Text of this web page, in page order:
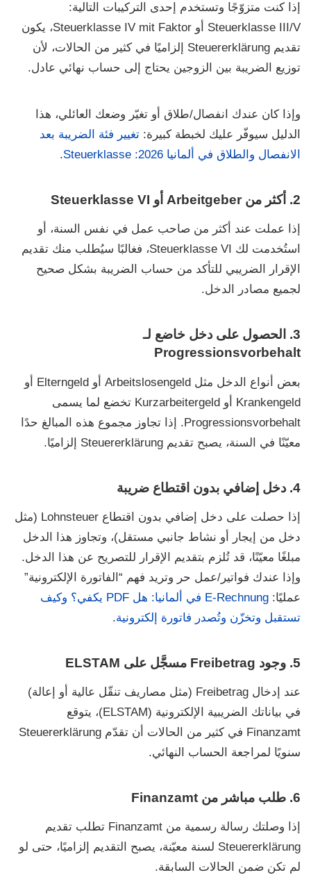
إذا كنت متزوّجًا وتستخدم إحدى التركيبات التالية:
Steuerklasse III/V أو Steuerklasse IV mit Faktor، يكون
تقديم Steuererklärung إلزاميًا في كثير من الحالات، لأن
توزيع الضريبة بين الزوجين يحتاج إلى حساب نهائي عادل.
وإذا كان عندك انفصال/طلاق أو تغيّر وضعك العائلي، هذا
الدليل سيوفّر عليك لخبطة كبيرة: تغيير فئة الضريبة بعد
الانفصال والطلاق في ألمانيا 2026: Steuerklasse
.
2. أكثر من Arbeitgeber أو Steuerklasse VI
إذا عملت عند أكثر من صاحب عمل في نفس السنة، أو
استُخدمت لك Steuerklasse VI، فغالبًا سيُطلب منك تقديم
الإقرار الضريبي للتأكد من حساب الضريبة بشكل صحيح
لجميع مصادر الدخل.
3. الحصول على دخل خاضع لـ
Progressionsvorbehalt
بعض أنواع الدخل مثل Arbeitslosengeld أو Elterngeld أو
Krankengeld أو Kurzarbeitergeld تخضع لما يسمى
Progressionsvorbehalt. إذا تجاوز مجموع هذه المبالغ حدًا
معيّنًا في السنة، يصبح تقديم Steuererklärung إلزاميًا.
4. دخل إضافي بدون اقتطاع ضريبة
إذا حصلت على دخل إضافي بدون اقتطاع Lohnsteuer (مثل
دخل من إيجار أو نشاط جانبي مستقل)، وتجاوز هذا الدخل
مبلغًا معيّنًا، قد تُلزم بتقديم الإقرار للتصريح عن هذا الدخل.
وإذا عندك فواتير/عمل حر وتريد فهم “الفاتورة الإلكترونية”
عمليًا:
E-Rechnung في ألمانيا: هل PDF يكفي؟ وكيف
تستقبل وتخزّن وتُصدر فاتورة إلكترونية.
5. وجود Freibetrag مسجَّل على ELSTAM
عند إدخال Freibetrag (مثل مصاريف تنقّل عالية أو إعالة)
في بياناتك الضريبية الإلكترونية (ELSTAM)
، يتوقع
Finanzamt في كثير من الحالات أن تقدّم Steuererklärung
سنويًا لمراجعة الحساب النهائي.
6. طلب مباشر من Finanzamt
إذا وصلتك رسالة رسمية من Finanzamt تطلب تقديم
Steuererklärung لسنة معيّنة، يصبح التقديم إلزاميًا، حتى لو
لم تكن ضمن الحالات السابقة.